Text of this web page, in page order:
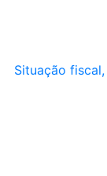
Situação